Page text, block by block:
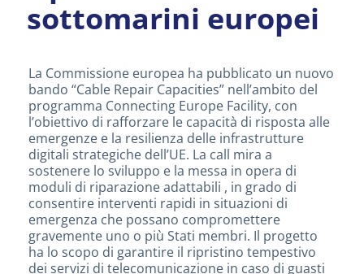
sottomarini europei
La Commissione europea ha pubblicato un nuovo
bando “Cable Repair Capacities” nell’ambito del
programma Connecting Europe Facility, con
l’obiettivo di rafforzare le capacità di risposta alle
emergenze e la resilienza delle infrastrutture
digitali strategiche dell’UE. La call mira a
sostenere lo sviluppo e la messa in opera di
moduli di riparazione adattabili , in grado di
consentire interventi rapidi in situazioni di
emergenza che possano compromettere
gravemente uno o più Stati membri. Il progetto
ha lo scopo di garantire il ripristino tempestivo
dei servizi di telecomunicazione in caso di guasti